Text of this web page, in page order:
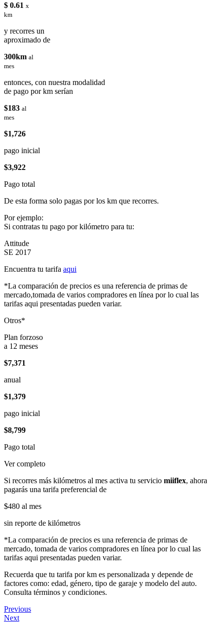
$ 0.61 x
km
y recorres un
aproximado de
300km al
mes
entonces, con nuestra modalidad
de pago por km serían
$183 al
mes
$1,726
pago inicial
$3,922
Pago total
De esta forma solo pagas por los km que recorres.
Por ejemplo:
Si contratas tu pago por kilómetro para tu:
Attitude
SE 2017
Encuentra tu tarifa aqui
*La comparación de precios es una referencia de primas de
mercado,tomada de varios compradores en línea por lo cual las
tarifas aqui presentadas pueden variar.
Otros*
Plan forzoso
a 12 meses
$7,371
anual
$1,379
pago inicial
$8,799
Pago total
Ver completo
Si recorres más kilómetros al mes activa tu servicio miiflex, ahora
pagarás una tarifa preferencial de
$480 al mes
sin reporte de kilómetros
*La comparación de precios es una referencia de primas de
mercado, tomada de varios compradores en línea por lo cual las
tarifas aqui presentadas pueden variar.
Recuerda que tu tarifa por km es personalizada y depende de
factores como: edad, género, tipo de garaje y modelo del auto.
Consulta términos y condiciones.
Previous
Next